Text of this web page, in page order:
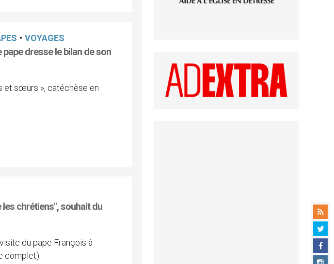
• VOYAGES
dresse le bilan de son
et sœurs », catéchèse en
les chrétiens", souhait du
du pape François à
complet)